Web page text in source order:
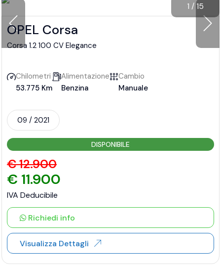
1 /15
OPEL Corsa
Corsa 1.2 100 CV Elegance
Chilometri
53.775 Km
Alimentazione
Benzina
Cambio
Manuale
09 / 2021
DISPONIBILE
€ 12.900
€ 11.900
IVA Deducibile
Richiedi info
Visualizza Dettagli